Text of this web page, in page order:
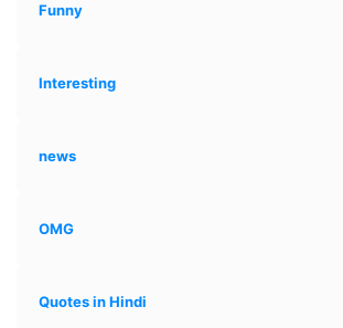
Funny
Interesting
news
OMG
Quotes in Hindi